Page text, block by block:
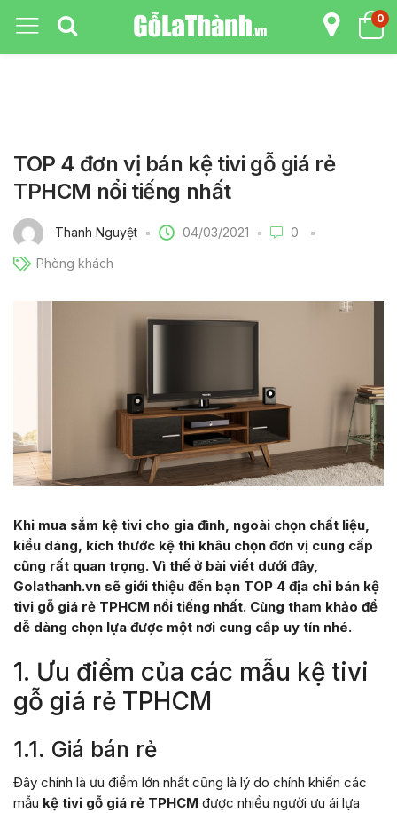
0
TOP 4 đơn vị bán kệ tivi gỗ giá rẻ
TPHCM nổi tiếng nhất
Thanh Nguyệt 04/03/2021 0
Phòng khách
Khi mua sắm kệ tivi cho gia đình, ngoài chọn chất liệu,
kiểu dáng, kích thước kệ thì khâu chọn đơn vị cung cấp
cũng rất quan trọng. Vì thế ở bài viết dưới đây,
Golathanh.vn sẽ giới thiệu đến bạn TOP 4 địa chỉ bán kệ
tivi gỗ giá rẻ TPHCM nổi tiếng nhất. Cùng tham khảo để
dễ dàng chọn lựa được một nơi cung cấp uy tín nhé.
1. Ưu điểm của các mẫu kệ tivi
gỗ giá rẻ TPHCM
1.1. Giá bán rẻ
Đây chính là ưu điểm lớn nhất cũng là lý do chính khiến các
mẫu kệ tivi gỗ giá rẻ TPHCM được nhiều người ưu ái lựa